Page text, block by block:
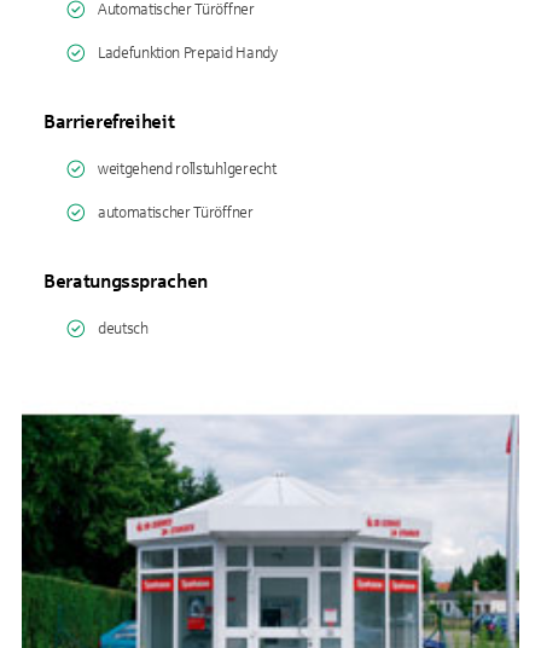
Automatischer Türöffner
Ladefunktion Prepaid Handy
Barrierefreiheit
weitgehend rollstuhlgerecht
automatischer Türöffner
Beratungssprachen
deutsch